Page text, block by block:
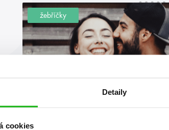
Detaily
cookies
žebříčky